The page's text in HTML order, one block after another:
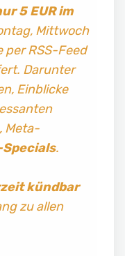
5 EUR im
Mittwoch
per RSS-Feed
Darunter
Einblicke
Meta-
.
kündbar
zu allen